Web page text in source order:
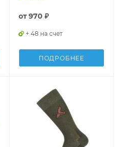
от970 ₽
+ 48 на счет
ПОДРОБНЕЕ